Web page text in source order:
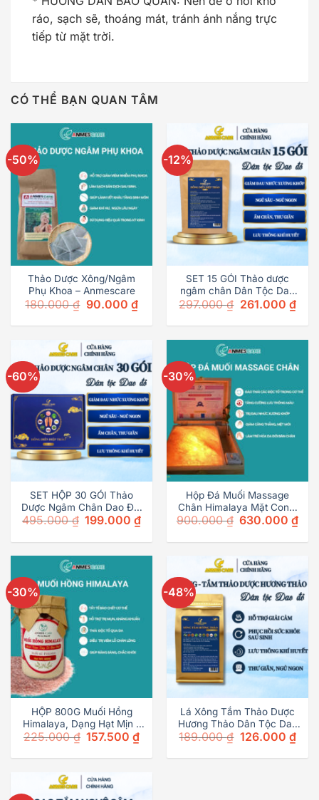
ráo, sạch sẽ, thoáng mát, tránh ánh nắng trực
tiếp từ mặt trời.
CÓ THỂ BẠN QUAN TÂM
-50%
Thảo Dược Xông/Ngâm
Phụ Khoa – Anmescare
180.000₫ Original
price
90.000 ₫Current
price
-12%
SET 15 GÓI Thảo dược
ngâm chân Dân Tộc Dao
Đỏ, Giảm Đau Xương Khớp,
Ngủ Ngon
297.000₫ 261.000 ₫
-60%
SET HỘP 30 GÓI Thảo
Dược Ngâm Chân Dao Đỏ,
Giảm Đau Nhức Xương
495.000₫ 199.000₫
-30%
Hộp Đá Muối Massage
Chân Himalaya Mặt Cong,
Hỗ Trợ Giảm Đau Nhức,
Hãng, Anmecare
900.000₫ Original
price
900.000 ₫.
630.000₫
-30%
HỘP 800G Muối Hồng
Himalaya, Dạng Hạt Mịn –
Tắm, Tẩy tế bào chết,
225.000₫ Original
price
157.500₫Current
-48%
Lá Xông Tắm Thảo Dược
Hương Thảo Dân Tộc Dao
Đỏ, Giải Cảm, Tăng Sức Đề
ANMECARE
189.000₫ 126.000 ₫